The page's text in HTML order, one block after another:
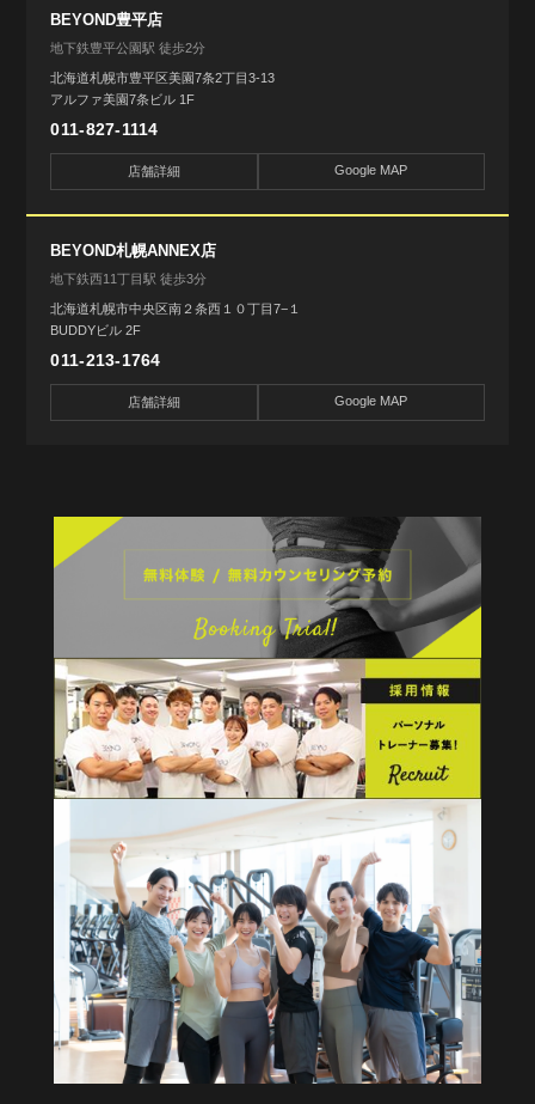
BEYOND豊平店
地下鉄豊平公園駅 徒歩2分
北海道札幌市豊平区美園7条2丁目3-13
アルファ美園7条ビル 1F
011-827-1114
店舗詳細 Google MAP
BEYOND札幌ANNEX店
地下鉄西11丁目駅 徒歩3分
北海道札幌市中央区南２条西１０丁目7−１
BUDDYビル 2F
011-213-1764
店舗詳細 Google MAP